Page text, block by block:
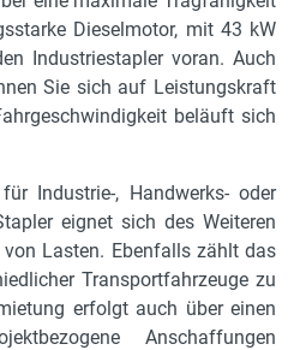
Dieselmotor, mit 43 kW
Industriestapler voran. Auch
Sie sich auf Leistungskraft
beläuft sich
Industrie-, Handwerks- oder
eignet sich des Weiteren
Lasten. Ebenfalls zählt das
Transportfahrzeuge zu
erfolgt auch über einen
Anschaffungen